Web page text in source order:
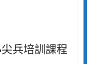
兵培訓課程